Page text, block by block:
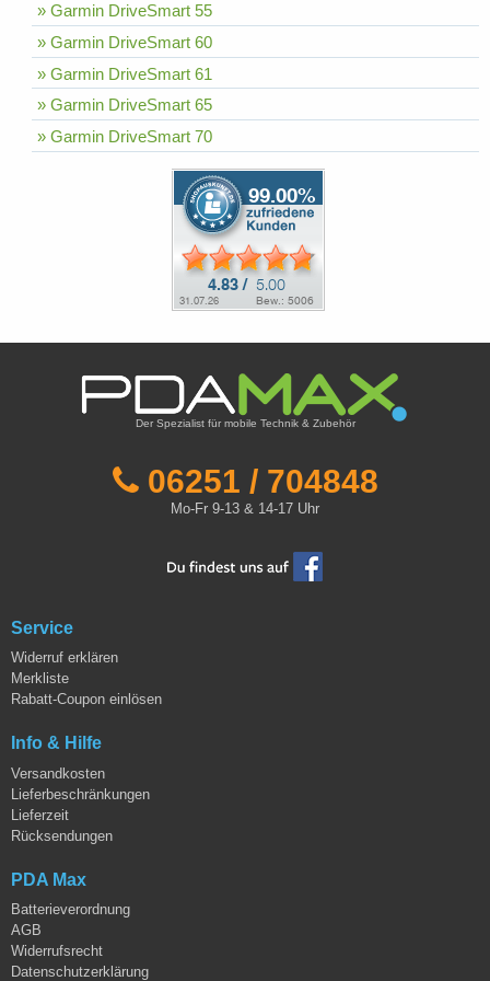
» Garmin DriveSmart 55
» Garmin DriveSmart 60
» Garmin DriveSmart 61
» Garmin DriveSmart 65
» Garmin DriveSmart 70
Der Spezialist für mobile Technik & Zubehör
06251 / 704848
Mo-Fr 9-13 & 14-17 Uhr
Service
Widerruf erklären
Merkliste
Rabatt-Coupon einlösen
Info & Hilfe
Versandkosten
Lieferbeschränkungen
Lieferzeit
Rücksendungen
PDA Max
Batterieverordnung
AGB
Widerrufsrecht
Datenschutzerklärung